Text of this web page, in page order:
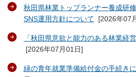
秋田県林業トップランナー養成研
SNS運用方針について [2026年07
「秋田県意欲と能力のある林業経
[2026年07月01日]
緑の青年就業準備給付金の手続き